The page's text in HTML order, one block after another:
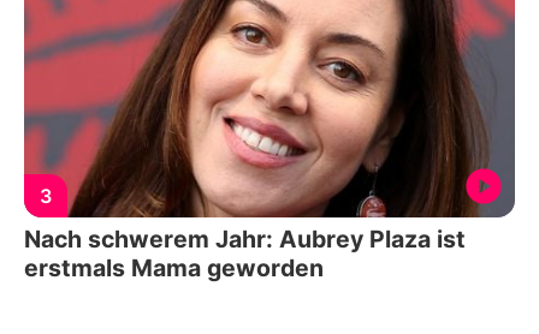
3
Nach schwerem Jahr: Aubrey Plaza ist
erstmals Mama geworden